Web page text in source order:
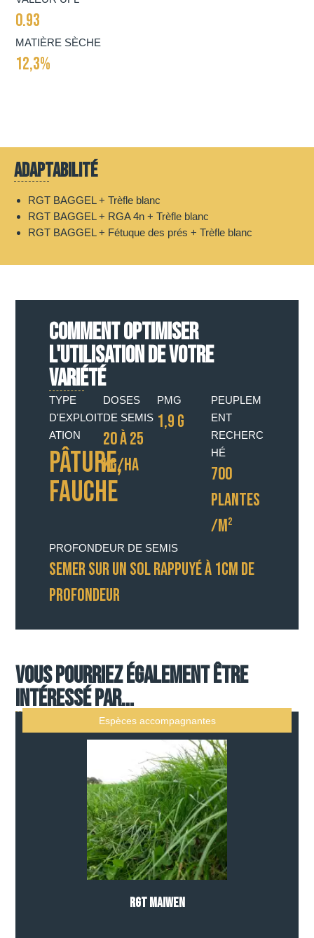
0.93
MATIÈRE SÈCHE
12,3%
Adaptabilité
RGT BAGGEL + Trèfle blanc
RGT BAGGEL + RGA 4n + Trèfle blanc
RGT BAGGEL + Fétuque des prés + Trèfle blanc
COMMENT OPTIMISER
L'UTILISATION DE VOTRE
VARIÉTÉ
TYPE
D'EXPLOIT
ATION
Pâture,
Fauche
DOSES
DE SEMIS
20 À 25
KG/HA
PMG
1,9 G
PEUPLEM
ENT
RECHERC
HÉ
700
PLANTES
/M²
PROFONDEUR DE SEMIS
SEMER SUR UN SOL RAPPUYÉ À 1CM DE
PROFONDEUR
Vous pourriez également être
intéressé par...
Espèces accompagnantes
RGT MAIWEN